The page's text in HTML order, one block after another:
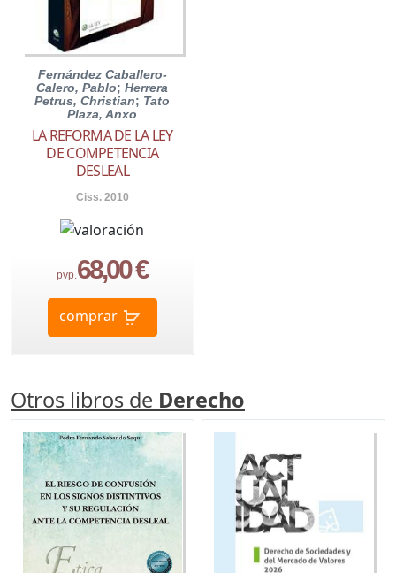
Fernández Caballero-
Calero, Pablo;Herrera
Petrus, Christian; Tato
Plaza, Anxo
LA REFORMA DE LA LEY
DE COMPETENCIA
DESLEAL
Ciss. 2010
pvp.68,00 €
comprar
Otros libros de Derecho